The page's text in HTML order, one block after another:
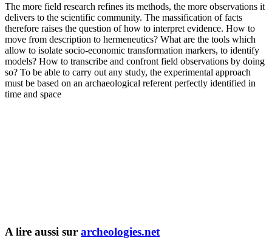
The more field research refines its methods, the more observations it
delivers to the scientific community. The massification of facts
therefore raises the question of how to interpret evidence. How to
move from description to hermeneutics? What are the tools which
allow to isolate socio-economic transformation markers, to identify
models? How to transcribe and confront field observations by doing
so? To be able to carry out any study, the experimental approach
must be based on an archaeological referent perfectly identified in
time and space
A lire aussi sur archeologies.net